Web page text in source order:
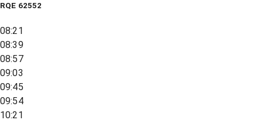
RQE 62552
08:21
08:39
08:57
09:03
09:45
09:54
10:21